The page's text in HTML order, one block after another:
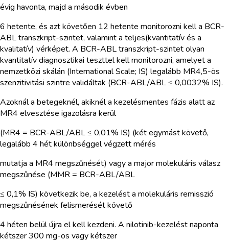
évig havonta, majd a második évben
6 hetente, és azt követően 12 hetente monitorozni kell a BCR-
ABL transzkript-szintet, valamint a teljes(kvantitatív és a
kvalitatív) vérképet. A BCR-ABL transzkript-szintet olyan
kvantitatív diagnosztikai teszttel kell monitorozni, amelyet a
nemzetközi skálán (International Scale; IS) legalább MR4,5-ös
szenzitivitási szintre validáltak (BCR-ABL/ABL ≤ 0,0032% IS).
Azoknál a betegeknél, akiknél a kezelésmentes fázis alatt az
MR4 elvesztése igazolásra kerül
(MR4 = BCR-ABL/ABL ≤ 0,01% IS) (két egymást követő,
legalább 4 hét különbséggel végzett mérés
mutatja a MR4 megszűnését) vagy a major molekuláris válasz
megszűnése (MMR = BCR-ABL/ABL
≤ 0,1% IS) következik be, a kezelést a molekuláris remisszió
megszűnésének felismerését követő
4 héten belül újra el kell kezdeni. A nilotinib-kezelést naponta
kétszer 300 mg-os vagy kétszer